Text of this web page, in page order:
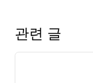
관련 글